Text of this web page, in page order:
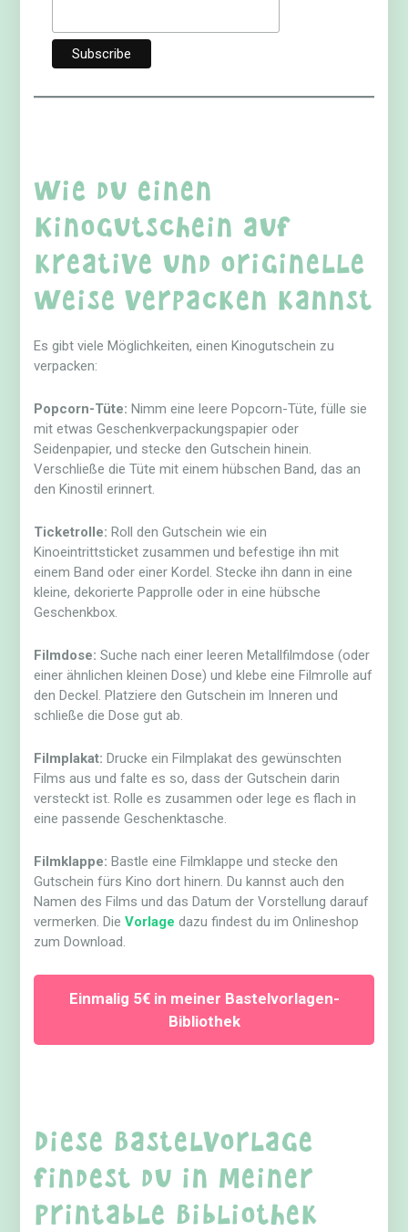
Wie du einen
Kinogutschein auf
kreative und originelle
Weise verpacken kannst
Es gibt viele Möglichkeiten, einen Kinogutschein zu
verpacken:
Popcorn-Tüte: Nimm eine leere Popcorn-Tüte, fülle sie
mit etwas Geschenkverpackungspapier oder
Seidenpapier, und stecke den Gutschein hinein.
Verschließe die Tüte mit einem hübschen Band, das an
den Kinostil erinnert.
Ticketrolle: Roll den Gutschein wie ein
Kinoeintrittsticket zusammen und befestige ihn mit
einem Band oder einer Kordel. Stecke ihn dann in eine
kleine, dekorierte Papprolle oder in eine hübsche
Geschenkbox.
Filmdose: Suche nach einer leeren Metallfilmdose (oder
einer ähnlichen kleinen Dose) und klebe eine Filmrolle auf
den Deckel. Platziere den Gutschein im Inneren und
schließe die Dose gut ab.
Filmplakat: Drucke ein Filmplakat des gewünschten
Films aus und falte es so, dass der Gutschein darin
versteckt ist. Rolle es zusammen oder lege es flach in
eine passende Geschenktasche.
Filmklappe: Bastle eine Filmklappe und stecke den
Gutschein fürs Kino dort hinern. Du kannst auch den
Namen des Films und das Datum der Vorstellung darauf
vermerken. DieVorlage dazu findest du im Onlineshop
zum Download.
Einmalig 5€ in meiner Bastelvorlagen-
Bibliothek
Diese Bastelvorlage
findest du in meiner
Printable Bibliothek